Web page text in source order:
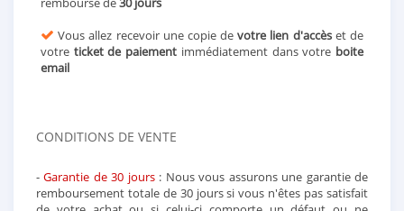
Vous allez recevoir une copie devotre lien d'accèset de
votre ticket de paiement immédiatement dans votre boite
email
CONDITIONS DE VENTE
-Garantie de 30 jours: Nous vous assurons une garantie de
remboursement totale de 30 jours si vous n'êtes pas satisfait